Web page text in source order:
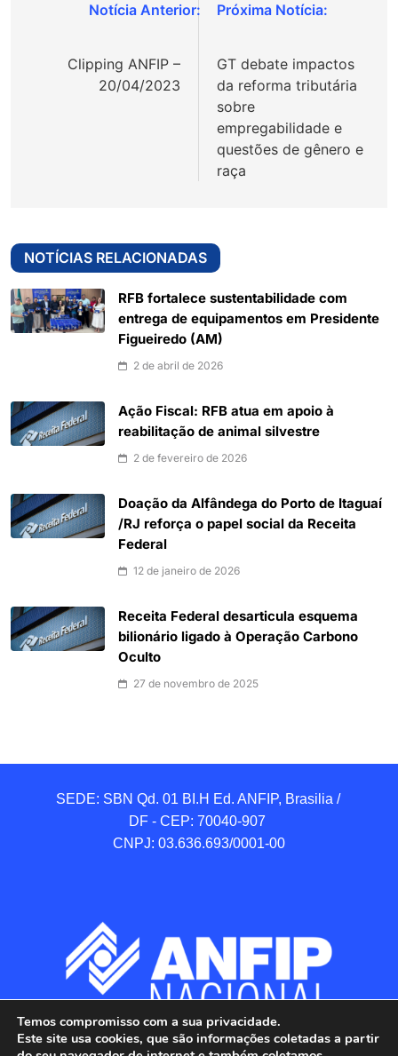
Navegação
Post
Clipping ANFIP –
20/04/2023
GT debate impactos
da reforma tributária
sobre
empregabilidade e
questões de gênero e
raça
NOTÍCIAS RELACIONADAS
RFB fortalece sustentabilidade com
entrega de equipamentos em Presidente
Figueiredo (AM)
2 de abril de 2026
Ação Fiscal: RFB atua em apoio à
reabilitação de animal silvestre
2 de fevereiro de 2026
Doação da Alfândega do Porto de Itaguaí
/RJ reforça o papel social da Receita
Federal
12 de janeiro de 2026
Receita Federal desarticula esquema
bilionário ligado à Operação Carbono
Oculto
27 de novembro de 2025
SEDE: SBN Qd. 01 BI.H Ed. ANFIP, Brasilia /
DF - CEP: 70040-907
CNPJ: 03.636.693/0001-00
Temos compromisso com a sua privacidade.
Este site usa cookies, que são informações coletadas a partir